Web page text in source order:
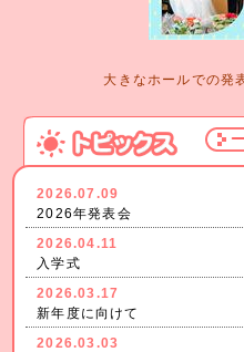
大きなホールでの発
2026.07.09
2026年発表会
2026.04.11
入学式
2026.03.17
新年度に向けて
2026.03.03